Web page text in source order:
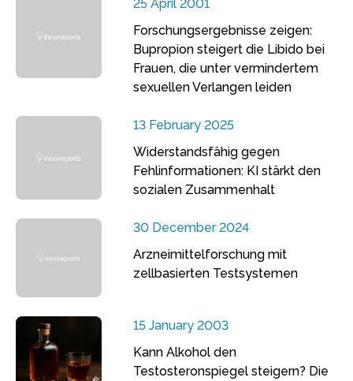
25 April 2001
Forschungsergebnisse zeigen:
Bupropion steigert die Libido bei
Frauen, die unter vermindertem
sexuellen Verlangen leiden
13 February 2025
Widerstandsfähig gegen
Fehlinformationen: KI stärkt den
sozialen Zusammenhalt
30 December 2024
Arzneimittelforschung mit
zellbasierten Testsystemen
15 January 2003
Kann Alkohol den
Testosteronspiegel steigern? Die